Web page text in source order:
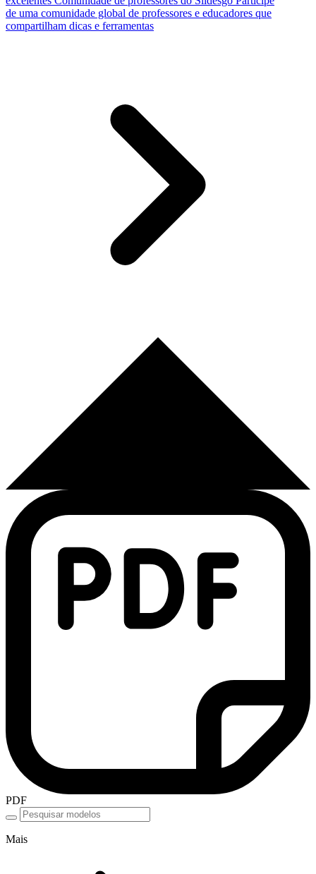
de uma comunidade global de professores e educadores que
compartilham dicas e ferramentas
PDF
Mais